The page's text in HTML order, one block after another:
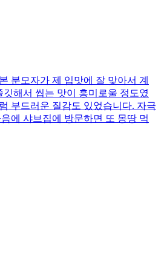
분모자가 제 입맛에 잘 맞아서 계
해서 씹는 맛이 흥미로울 정도였
부드러운 질감도 있었습니다. 자극
에 샤브집에 방문하면 또 몽땅 먹